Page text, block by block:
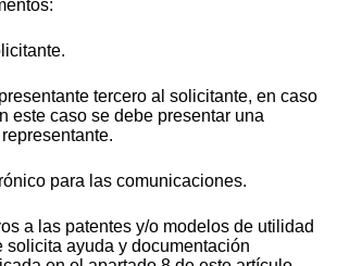
tercero al solicitante, en caso
este caso se debe presentar una
para las comunicaciones.
a las patentes y/o modelos de utilidad
solicita ayuda y documentación